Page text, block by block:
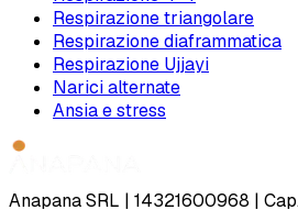
Respirazione triangolare
Respirazione diaframmatica
Respirazione Ujjayi
Narici alternate
Ansia e stress
Anapana SRL | 14321600968 |